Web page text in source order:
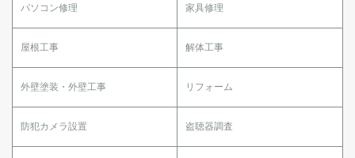
パソコン修理 家具修理
屋根工事 解体工事
外壁塗装・外壁工事 リフォーム
防犯カメラ設置 盗聴器調査